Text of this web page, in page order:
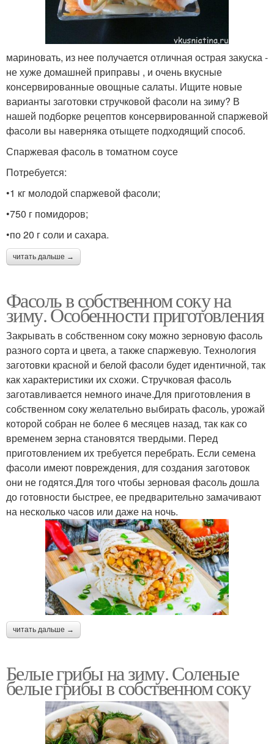
мариновать, из нее получается отличная острая закуска -
не хуже домашней приправы , и очень вкусные
консервированные овощные салаты. Ищите новые
варианты заготовки стручковой фасоли на зиму? В
нашей подборке рецептов консервированной спаржевой
фасоли вы наверняка отыщете подходящий способ.
Спаржевая фасоль в томатном соусе
Потребуется:
•1 кг молодой спаржевой фасоли;
•750 г помидоров;
•по 20 г соли и сахара.
читать дальше →
Фасоль в собственном соку на
зиму. Особенности приготовления
Закрывать в собственном соку можно зерновую фасоль
разного сорта и цвета, а также спаржевую. Технология
заготовки красной и белой фасоли будет идентичной, так
как характеристики их схожи. Стручковая фасоль
заготавливается немного иначе.Для приготовления в
собственном соку желательно выбирать фасоль, урожай
которой собран не более 6 месяцев назад, так как со
временем зерна становятся твердыми. Перед
приготовлением их требуется перебрать. Если семена
фасоли имеют повреждения, для создания заготовок
они не годятся.Для того чтобы зерновая фасоль дошла
до готовности быстрее, ее предварительно замачивают
на несколько часов или даже на ночь.
читать дальше →
Белые грибы на зиму. Соленые
белые грибы в собственном соку